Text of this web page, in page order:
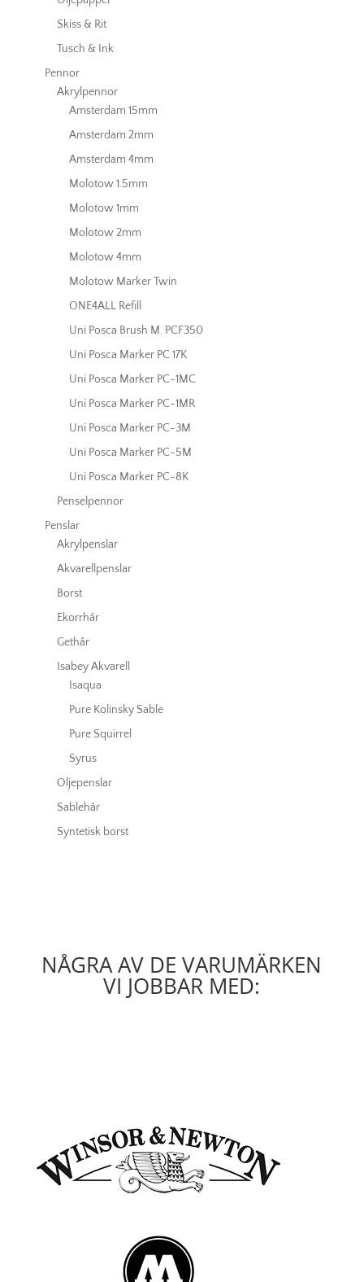
Skiss & Rit
Tusch & Ink
Pennor
Akrylpennor
Amsterdam 15mm
Amsterdam 2mm
Amsterdam 4mm
Molotow 1.5mm
Molotow 1mm
Molotow 2mm
Molotow 4mm
Molotow Marker Twin
ONE4ALL Refill
Uni Posca Brush M. PCF350
Uni Posca Marker PC 17K
Uni Posca Marker PC-1MC
Uni Posca Marker PC-1MR
Uni Posca Marker PC-3M
Uni Posca Marker PC-5M
Uni Posca Marker PC-8K
Penselpennor
Penslar
Akrylpenslar
Akvarellpenslar
Borst
Ekorrhår
Gethår
Isabey Akvarell
Isaqua
Pure Kolinsky Sable
Pure Squirrel
Syrus
Oljepenslar
Sablehår
Syntetisk borst
NÅGRA AV DE VARUMÄRKEN
VI JOBBAR MED: